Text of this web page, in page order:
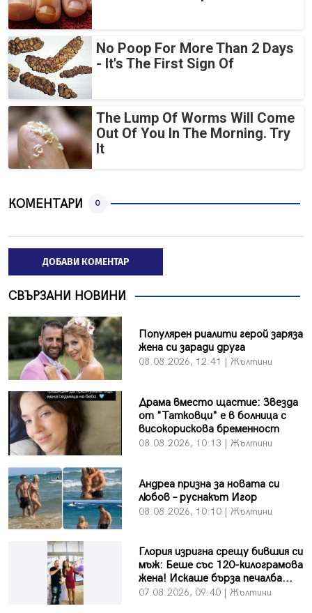
No Poop For More Than 2 Days
- It's The First Sign Of
The Lump Of Worms Will Come
Out Of You In The Morning. Try
It
КОМЕНТАРИ 0
ДОБАВИ КОМЕНТАР
СВЪРЗАНИ НОВИНИ
Популярен риалити герой заряза
жена си заради друга
08.08.2026, 12:41 | Жълтини
Драма вместо щастие: Звезда
от "Татковци" е в болница с
високорискова бременност
08.08.2026, 10:13 | Жълтини
Андреа призна за новата си
любов – руснакът Игор
08.08.2026, 10:10 | Жълтини
Глория изригна срещу бившия си
мъж: Беше със 120-килограмова
жена! Искаше бърза печалба...
07.08.2026, 09:40 | Жълтини